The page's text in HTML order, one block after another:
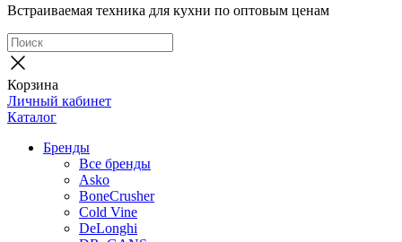
Встраиваемая техника для кухни по оптовым ценам
Корзина
Личный кабинет
Каталог
Бренды
Все бренды
Asko
BoneCrusher
Cold Vine
DeLonghi